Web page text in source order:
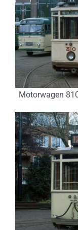
Motorwagen